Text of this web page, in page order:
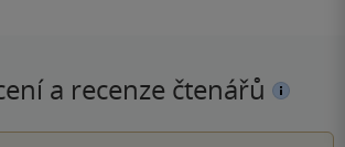
a recenze čtenářů